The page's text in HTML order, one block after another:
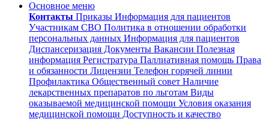
Основное меню
Контакты Приказы Информация для пациентов
Участникам СВО Политика в отношении обработки
персональных данных Информация для пациентов
Диспансеризация Документы Вакансии Полезная
информация Регистратура Паллиативная помощь Права
и обязанности Лицензии Телефон горячей линии
Профилактика Общественный совет Наличие
лекарственных препаратов по льготам Виды
оказываемой медицинской помощи Условия оказания
медицинской помощи Доступность и качество